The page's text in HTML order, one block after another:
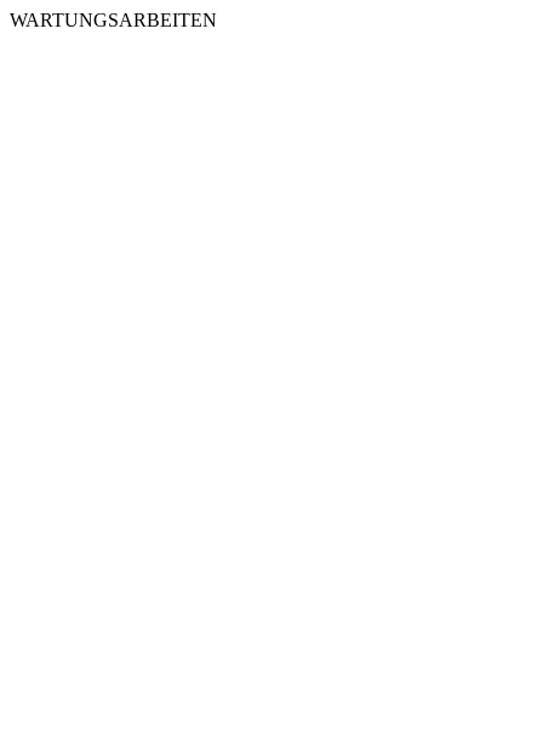
WARTUNGSARBEITEN